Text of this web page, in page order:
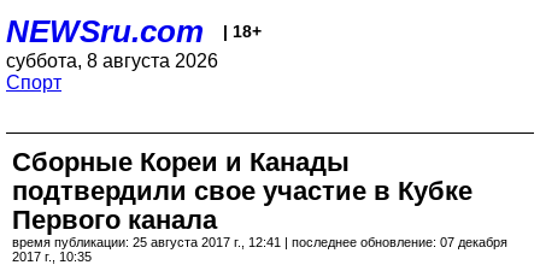
NEWSru.com | 18+
суббота, 8 августа 2026
Спорт
Сборные Кореи и Канады
подтвердили свое участие в Кубке
Первого канала
время публикации: 25 августа 2017 г., 12:41 | последнее обновление: 07 декабря
2017 г., 10:35